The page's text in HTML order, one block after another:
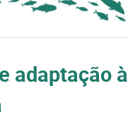
adaptação à